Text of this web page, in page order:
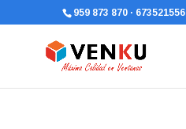
959 873 870 · 673521556